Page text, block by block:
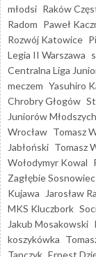
młodsi Raków
Radom Paweł
Rozwój Katowice
Legia II Warszawa
Centralna Liga
meczem Yasuhiro
Chrobry Głogów
Juniorów Młodszych
Wrocław Tomasz
Jabłoński Tomasz
Wołodymyr Kowal
Zagłębie Sosnowiec
Kujawa
Jarosław
MKS Kluczbork
Jakub Mosakowski
koszykówka
Tanczyk Ernest